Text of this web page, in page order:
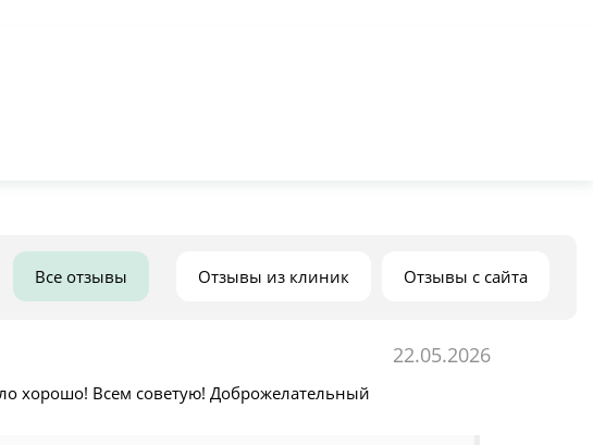
Отзывы с сайта
Отзывы из клиник
Все отзывы
22.05.2026
хорошо! Всем советую! Доброжелательный